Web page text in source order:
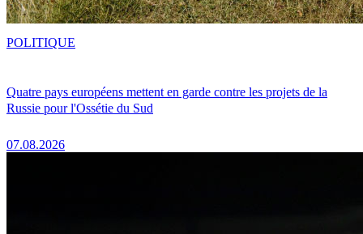
Quatre pays européens mettent en garde contre les projets de la
Russie pour l'Ossétie du Sud
07.08.2026
POLITIQUE